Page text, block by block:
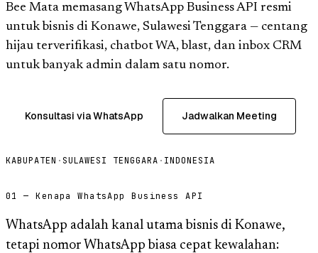
Bee Mata memasang WhatsApp Business API resmi
untuk bisnis di Konawe, Sulawesi Tenggara — centang
hijau terverifikasi, chatbot WA, blast, dan inbox CRM
untuk banyak admin dalam satu nomor.
Konsultasi via WhatsApp Jadwalkan Meeting
KABUPATEN · SULAWESI TENGGARA · INDONESIA
01 — Kenapa WhatsApp Business API
WhatsApp adalah kanal utama bisnis di Konawe,
tetapi nomor WhatsApp biasa cepat kewalahan: